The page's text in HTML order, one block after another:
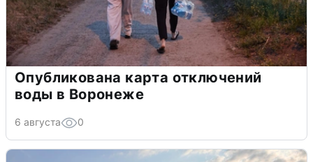
Опубликована карта отключений
воды в Воронеже
6 августа 0